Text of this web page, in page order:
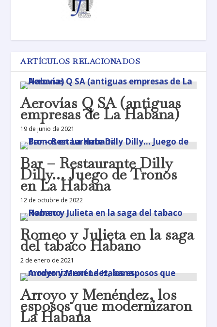
ARTÍCULOS RELACIONADOS
Aerovías Q SA (antiguas
empresas de La Habana)
19 de junio de 2021
Bar – Restaurante Dilly
Dilly… Juego de Tronos
en La Habana
12 de octubre de 2022
Romeo y Julieta en la saga
del tabaco Habano
2 de enero de 2021
Arroyo y Menéndez, los
esposos que modernizaron
La Habana